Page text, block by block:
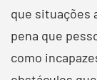
que situações
pena que
como